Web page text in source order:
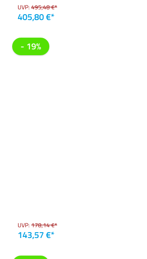
UVP: 495,48 €*
405,80 €*
- 19%
UVP: 178,14 €*
143,57 €*